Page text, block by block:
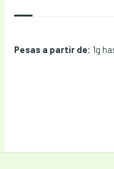
Pesas a partir de: 1g